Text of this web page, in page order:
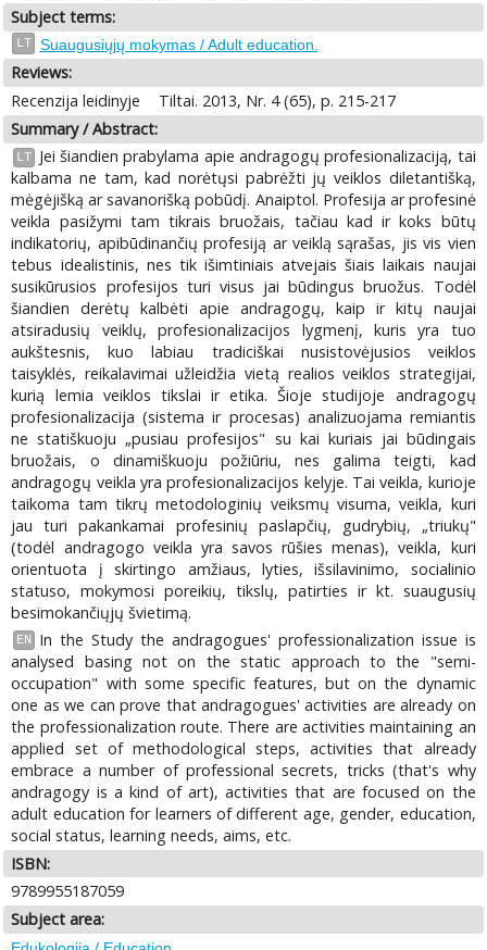
Subject terms:
LT Suaugusiųjų mokymas / Adult education.
Reviews:
Recenzija leidinyje
Tiltai. 2013, Nr. 4 (65), p. 215-217
Summary / Abstract:
LT
Jei šiandien prabylama apie andragogų profesionalizaciją, tai
kalbama ne tam, kad norėtųsi pabrėžti jų veiklos diletantišką,
mėgėjišką ar savanorišką pobūdį. Anaiptol. Profesija ar profesinė
veikla pasižymi tam tikrais bruožais, tačiau kad ir koks būtų
indikatorių, apibūdinančių profesiją ar veiklą sąrašas, jis vis vien
tebus idealistinis, nes tik išimtiniais atvejais šiais laikais naujai
susikūrusios profesijos turi visus jai būdingus bruožus. Todėl
šiandien derėtų kalbėti apie andragogų, kaip ir kitų naujai
atsiradusių veiklų, profesionalizacijos lygmenį, kuris yra tuo
aukštesnis, kuo labiau tradiciškai nusistovėjusios veiklos
taisyklės, reikalavimai užleidžia vietą realios veiklos strategijai,
kurią lemia veiklos tikslai ir etika. Šioje studijoje andragogų
profesionalizacija (sistema ir procesas) analizuojama remiantis
ne statiškuoju „pusiau profesijos" su kai kuriais jai būdingais
bruožais, o dinamiškuoju požiūriu, nes galima teigti, kad
andragogų veikla yra profesionalizacijos kelyje. Tai veikla, kurioje
taikoma tam tikrų metodologinių veiksmų visuma, veikla, kuri
jau turi pakankamai profesinių paslapčių, gudrybių, „triukų"
(todėl andragogo veikla yra savos rūšies menas), veikla, kuri
orientuota į skirtingo amžiaus, lyties, išsilavinimo, socialinio
statuso, mokymosi poreikių, tikslų, patirties ir kt. suaugusių
besimokančiųjų švietimą.
EN
In the Study the andragogues' professionalization issue is
analysed basing not on the static approach to the "semi-
occupation" with some specific features, but on the dynamic
one as we can prove that andragogues' activities are already on
the professionalization route. There are activities maintaining an
applied set of methodological steps, activities that already
embrace a number of professional secrets, tricks (that's why
andragogy is a kind of art), activities that are focused on the
adult education for learners of different age, gender, education,
social status, learning needs, aims, etc.
ISBN:
9789955187059
Subject area: